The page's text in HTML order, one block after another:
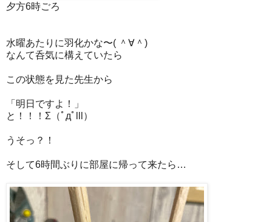
夕方6時ごろ
水曜あたりに羽化かな〜( ＾∀＾)
なんて呑気に構えていたら
この状態を見た先生から
「明日ですよ！」
と！！！Σ（ﾟдﾟlll）
うそっ？！
そして6時間ぶりに部屋に帰って来たら…